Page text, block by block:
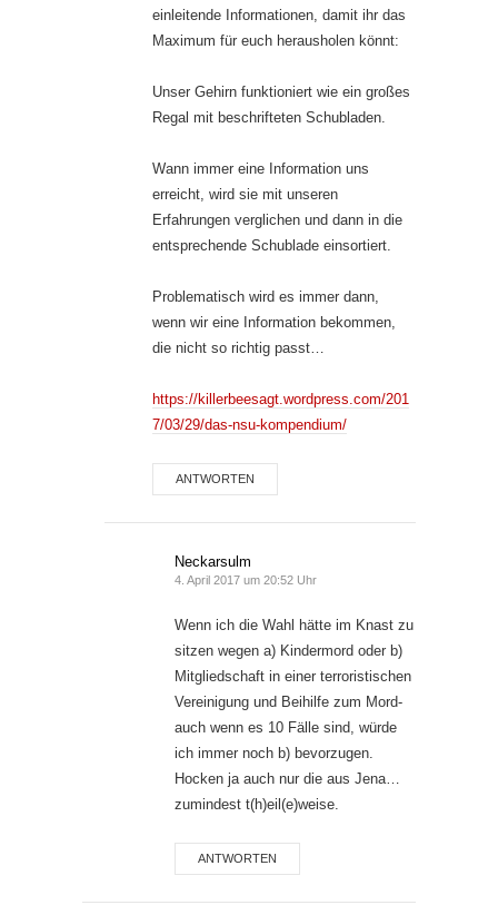
einleitende Informationen, damit ihr das
Maximum für euch herausholen könnt:
Unser Gehirn funktioniert wie ein großes
Regal mit beschrifteten Schubladen.
Wann immer eine Information uns
erreicht, wird sie mit unseren
Erfahrungen verglichen und dann in die
entsprechende Schublade einsortiert.
Problematisch wird es immer dann,
wenn wir eine Information bekommen,
die nicht so richtig passt…
https://killerbeesagt.wordpress.com/201
7/03/29/das-nsu-kompendium/
ANTWORTEN
Neckarsulm
4. April 2017 um 20:52 Uhr
Wenn ich die Wahl hätte im Knast zu
sitzen wegen a) Kindermord oder b)
Mitgliedschaft in einer terroristischen
Vereinigung und Beihilfe zum Mord-
auch wenn es 10 Fälle sind, würde
ich immer noch b) bevorzugen.
Hocken ja auch nur die aus Jena…
zumindest t(h)eil(e)weise.
ANTWORTEN